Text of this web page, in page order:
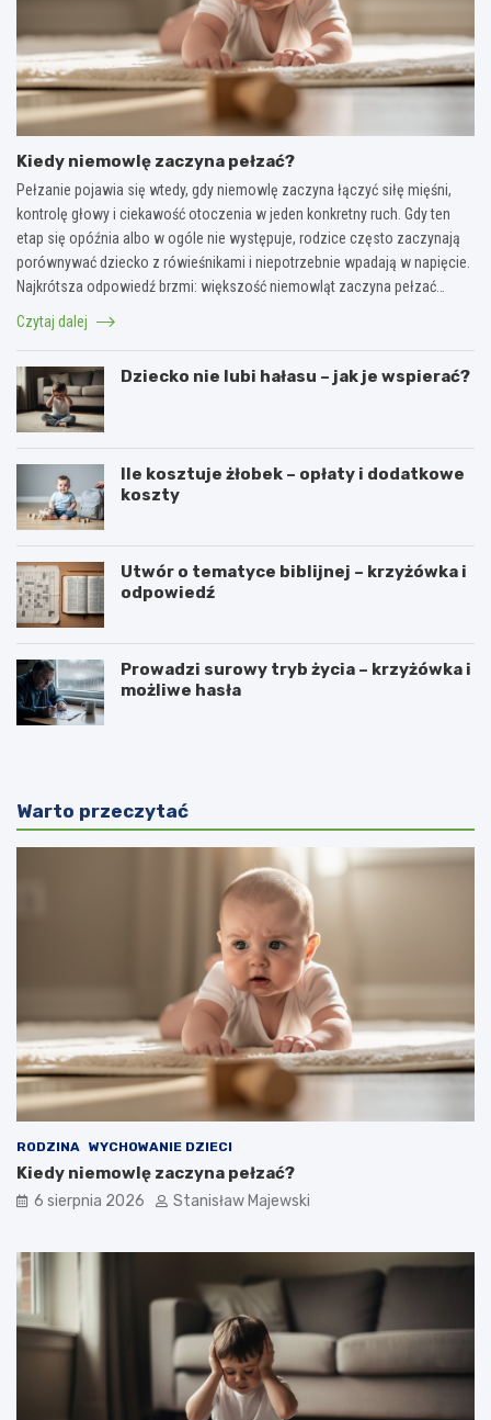
Kiedy niemowlę zaczyna pełzać?
Pełzanie pojawia się wtedy, gdy niemowlę zaczyna łączyć siłę mięśni,
kontrolę głowy i ciekawość otoczenia w jeden konkretny ruch. Gdy ten
etap się opóźnia albo w ogóle nie występuje, rodzice często zaczynają
porównywać dziecko z rówieśnikami i niepotrzebnie wpadają w napięcie.
Najkrótsza odpowiedź brzmi: większość niemowląt zaczyna pełzać…
Czytaj dalej
Dziecko nie lubi hałasu – jak je wspierać?
Ile kosztuje żłobek – opłaty i dodatkowe
koszty
Utwór o tematyce biblijnej – krzyżówka i
odpowiedź
Prowadzi surowy tryb życia – krzyżówka i
możliwe hasła
Warto przeczytać
RODZINA WYCHOWANIE DZIECI
Kiedy niemowlę zaczyna pełzać?
6 sierpnia 2026 Stanisław Majewski